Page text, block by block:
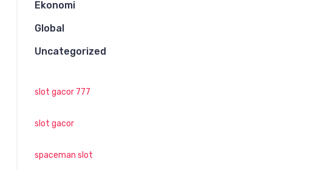
Ekonomi
Global
Uncategorized
slot gacor 777
slot gacor
spaceman slot